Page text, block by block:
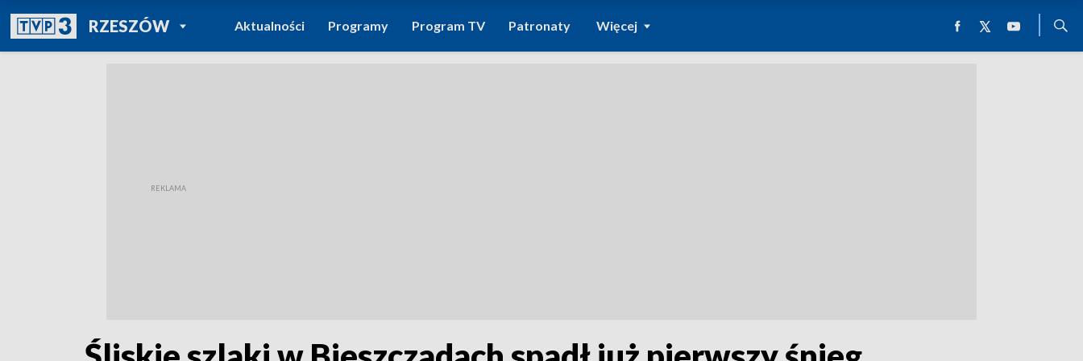
RZESZÓWPOWRÓT DO
TVP REGIONY
Aktualności Programy Program TV Patronaty Więcej